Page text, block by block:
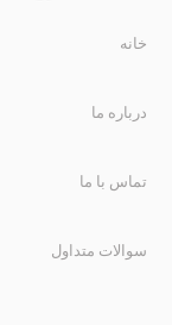
خانه
درباره ما
تماس با ما
سوالات متداول